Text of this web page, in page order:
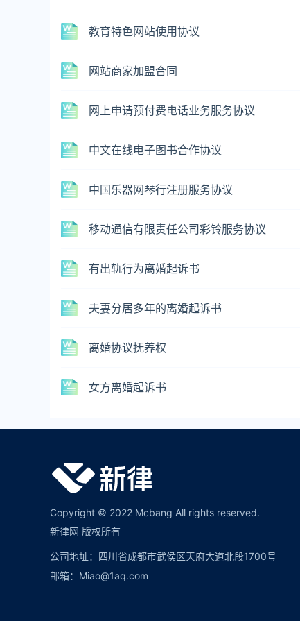
教育特色网站使用协议
网站商家加盟合同
网上申请预付费电话业务服务协议
中文在线电子图书合作协议
中国乐器网琴行注册服务协议
移动通信有限责任公司彩铃服务协议
有出轨行为离婚起诉书
夫妻分居多年的离婚起诉书
离婚协议抚养权
女方离婚起诉书
Copyright © 2022 Mcbang All rights reserved.
新律网 版权所有
公司地址：四川省成都市武侯区天府大道北段1700号
邮箱：Miao@1aq.com